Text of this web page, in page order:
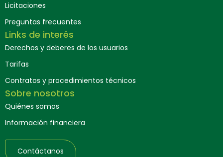
Licitaciones
Preguntas frecuentes
Links de interés
Derechos y deberes de los usuarios
Tarifas
Contratos y procedimientos técnicos
Sobre nosotros
Quiénes somos
Información financiera
Contáctanos